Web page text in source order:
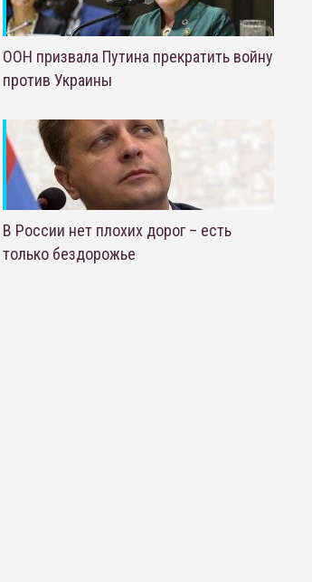
ООН призвала Путина прекратить войну
против Украины
В России нет плохих дорог – есть
только бездорожье